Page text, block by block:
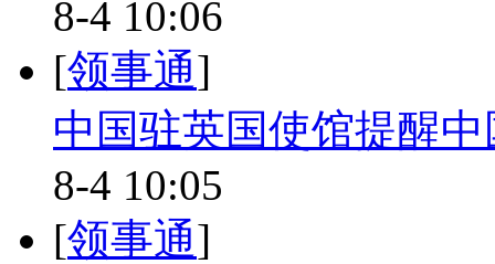
8-4 10:06
[领事通]
中国驻英国使馆提醒
8-4 10:05
[领事通]